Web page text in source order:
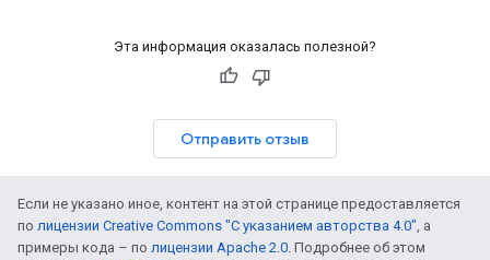
Эта информация оказалась полезной?
Отправить отзыв
Если не указано иное, контент на этой странице предоставляется
по лицензии Creative Commons "С указанием авторства 4.0", а
примеры кода – по лицензии Apache 2.0. Подробнее об этом